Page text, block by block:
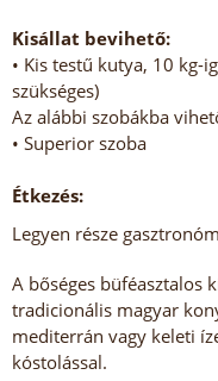
Kisállat bevihető:
• Kis testű kutya, 10 kg-
szükséges)
Az alábbi szobákba
• Superior szoba
Étkezés:
Legyen része
A bőséges büféasztalos
tradicionális magyar
mediterrán vagy keleti
kóstolással.